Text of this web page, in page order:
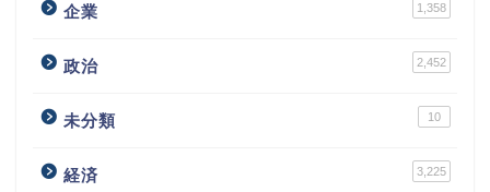
企業 1,358
政治 2,452
未分類 10
経済 3,225